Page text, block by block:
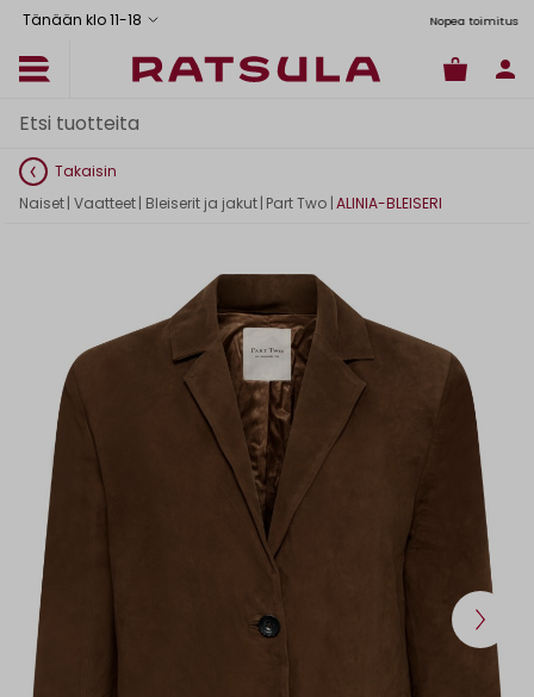
Tänään klo 11-18
Toimituskulut alk. 6,90€
Manner-Suomeen yli 120 euron tilauksiin
Ilmainen nouto myymälästä Nopea toimitus
Takaisin
Naiset| Vaatteet| Bleiserit ja jakut | Part Two |ALINIA-BLEISERI